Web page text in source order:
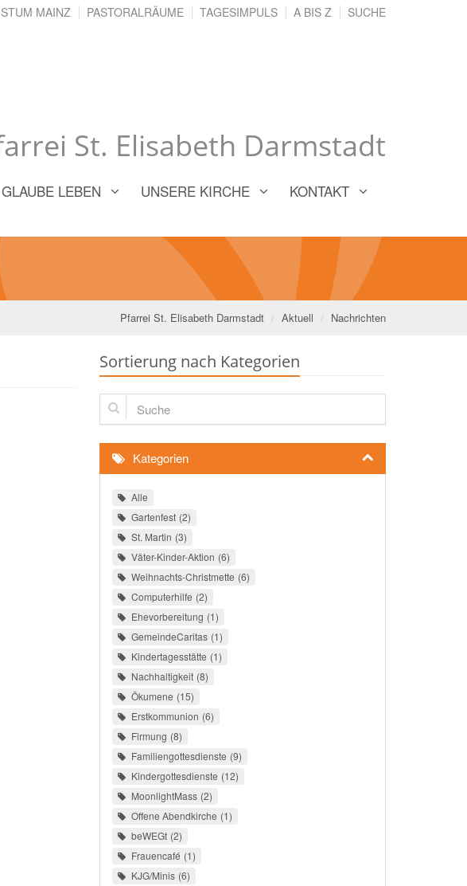
St. Elisabeth Darmstadt
MAINZ PASTORALRÄUME TAGESIMPULS A BIS Z SUCHE
GLAUBE LEBEN UNSERE KIRCHE KONTAKT
Pfarrei St. Elisabeth Darmstadt Aktuell Nachrichten
Sortierung nach Kategorien
Suche
Kategorien
Alle
Gartenfest 2
St. Martin 3
Väter-Kinder-Aktion 6
Weihnachts-Christmette 6
Computerhilfe 2
Ehevorbereitung 1
GemeindeCaritas 1
Kindertagesstätte 1
Nachhaltigkeit 8
Ökumene 15
Erstkommunion 6
Firmung 8
Familiengottesdienste 9
Kindergottesdienste 12
MoonlightMass 2
Offene Abendkirche 1
beWEGt 2
Frauencafé 1
KJG/Minis 6